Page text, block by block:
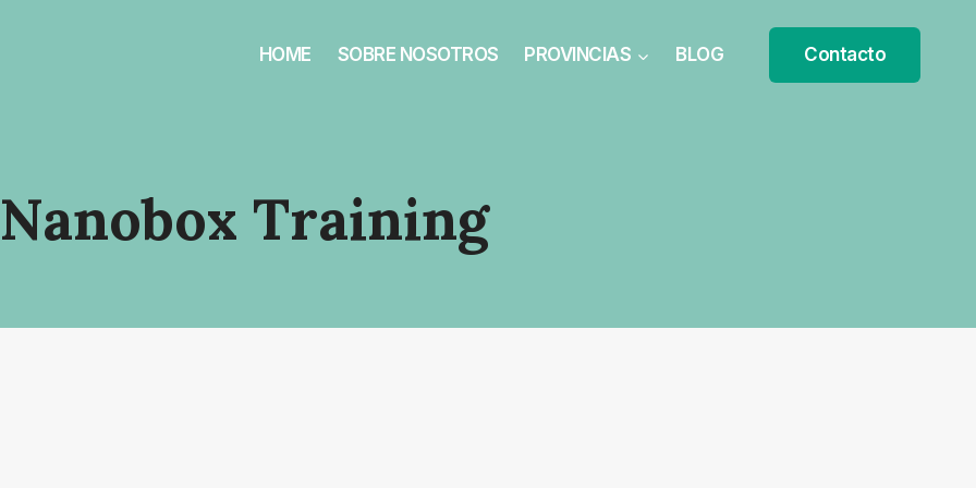
HOME SOBRE NOSOTROS PROVINCIAS BLOG Contacto
Nanobox Training